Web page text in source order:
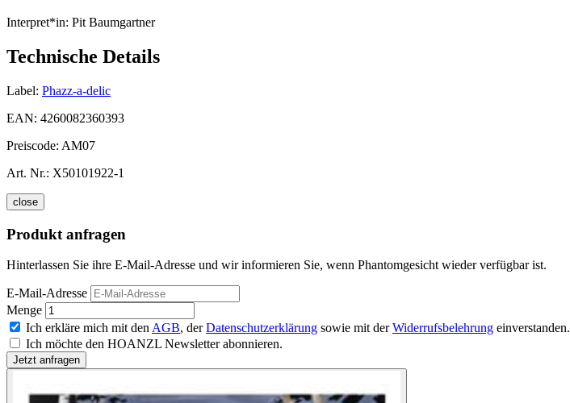
Interpret*in: Pit Baumgartner
Technische Details
Label: Phazz-a-delic
EAN: 4260082360393
Preiscode: AM07
Art. Nr.: X50101922-1
close
Produkt anfragen
Hinterlassen Sie ihre E-Mail-Adresse und wir informieren Sie, wenn Phantomgesicht wieder verfügbar ist.
E-Mail-Adresse
Menge
Ich erkläre mich mit den AGB, derDatenschutzerklärung sowie mit derWiderrufsbelehrung einverstanden.
Ich möchte den HOANZL Newsletter abonnieren.